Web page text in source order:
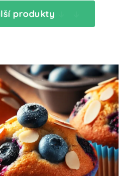
produkty